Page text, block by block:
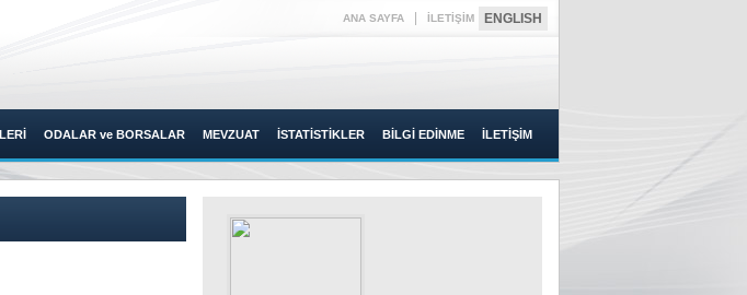
ANA SAYFA İLETİŞİM ENGLISH
ODALAR ve BORSALAR MEVZUAT İSTATİSTİKLER BİLGİ EDİNME İLETİŞİM